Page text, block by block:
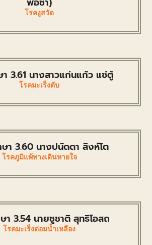
โรคงูสวัด
3.61 นางสาวแก่นแก้ว แซ่ตู้
โรคมะเร็งตับ
า 3.60 นางปนัดดา สิงห์โต
โรคภูมิแพ้ทางเดินหายใจ
3.54 นายชูชาติ สุทธิโอสถ
โรคมะเร็งต่อมน้ำเหลือง